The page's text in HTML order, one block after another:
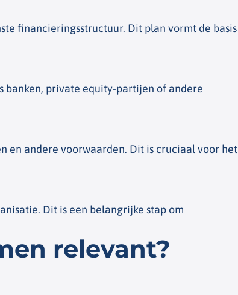
financieringsstructuur. Dit plan vormt de basis
banken, private equity-partijen of andere
en andere voorwaarden. Dit is cruciaal voor het
Dit is een belangrijke stap om
relevant?